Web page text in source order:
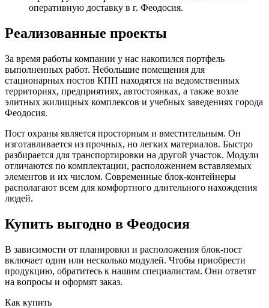
оперативную доставку в г. Феодосия.
Реализованные проекты
За время работы компании у нас накопился портфель
выполненных работ. Небольшие помещения для
стационарных постов КПП находятся на ведомственных
территориях, предприятиях, автостоянках, а также возле
элитных жилищных комплексов и учебных заведениях города
Феодосия.
Пост охраны является просторным и вместительным. Он
изготавливается из прочных, но легких материалов. Быстро
разбирается для транспортировки на другой участок. Модули
отличаются по комплектации, расположением вставляемых
элементов и их числом. Современные блок-контейнеры
располагают всем для комфортного длительного нахождения
людей.
Купить выгодно в Феодосия
В зависимости от планировки и расположения блок-пост
включает один или несколько модулей. Чтобы приобрести
продукцию, обратитесь к нашим специалистам. Они ответят
на вопросы и оформят заказ.
Как купить